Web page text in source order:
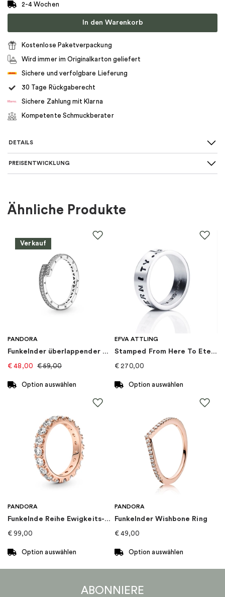
2-4 Wochen
In den Warenkorb
Kostenlose Paketverpackung
Wird immer im Originalkarton geliefert
Sichere und verfolgbare Lieferung
30 Tage Rückgaberecht
Sichere Zahlung mit Klarna
Kompetente Schmuckberater
DETAILS
Art des Rings:
Material
Steine: Lab grown Diamant
:
Kollektion : North
Goldkarat:
PREISENTWICKLUNG
Ähnliche Produkte
Verkauf
PANDORA
Funkelnder überlappender Ring
€ 48,00 €59,00
Option auswählen
mehrere
Varianten
auf
der
gewählt
werden
EFVA ATTLING
Stamped From Here To Eternity Ring
€ 270,00
Option auswählen
Varianten
auf
der
gewählt
werden
PANDORA
Funkelnde Reihe Ewigkeits-Ring
€ 99,00
Option auswählen
PANDORA
Funkelnder Wishbone Ring
€ 49,00
Option auswählen
weist
ABONNIERE